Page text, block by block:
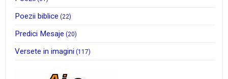
Poezii biblice (22)
Predici Mesaje (20)
Versete in imagini (117)